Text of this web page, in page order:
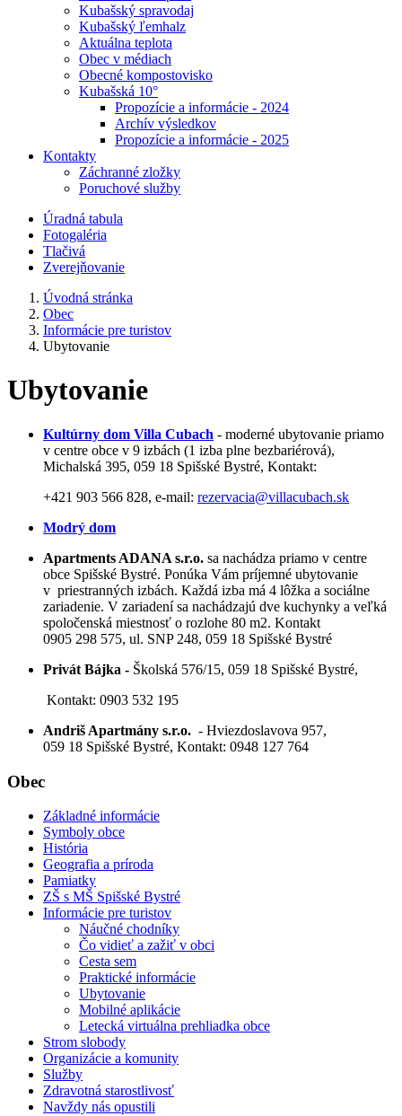
Kubašský spravodaj
Kubašský ľemhalz
Aktuálna teplota
Obec v médiach
Obecné kompostovisko
Kubašská 10°
Propozície a informácie - 2024
Archív výsledkov
Propozície a informácie - 2025
Kontakty
Záchranné zložky
Poruchové služby
Úradná tabula
Fotogaléria
Tlačivá
Zverejňovanie
Úvodná stránka
Obec
Informácie pre turistov
Ubytovanie
Ubytovanie
Kultúrny dom Villa Cubach - moderné ubytovanie priamo
v centre obce v 9 izbách (1 izba plne bezbariérová),
Michalská 395, 059 18 Spišské Bystré, Kontakt:
+421 903 566 828, e-mail: rezervacia@villacubach.sk
Modrý dom
Apartments ADANA s.r.o. sa nachádza priamo v centre
obce Spišské Bystré. Ponúka Vám príjemné ubytovanie
v priestranných izbách. Každá izba má 4 lôžka a sociálne
zariadenie. V zariadení sa nachádzajú dve kuchynky a veľká
spoločenská miestnosť o rozlohe 80 m2. Kontakt
0905 298 575, ul. SNP 248, 059 18 Spišské Bystré
Privát Bájka - Školská 576/15, 059 18 Spišské Bystré,
Kontakt: 0903 532 195
Andriš Apartmány s.r.o. - Hviezdoslavova 957,
059 18 Spišské Bystré, Kontakt: 0948 127 764
Obec
Základné informácie
Symboly obce
História
Geografia a príroda
Pamiatky
ZŠ s MŠ Spišské Bystré
Informácie pre turistov
Náučné chodníky
Čo vidieť a zažiť v obci
Cesta sem
Praktické informácie
Ubytovanie
Mobilné aplikácie
Letecká virtuálna prehliadka obce
Strom slobody
Organizácie a komunity
Služby
Zdravotná starostlivosť
Navždy nás opustili